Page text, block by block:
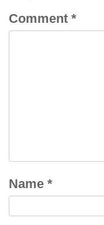
Comment *
Name *